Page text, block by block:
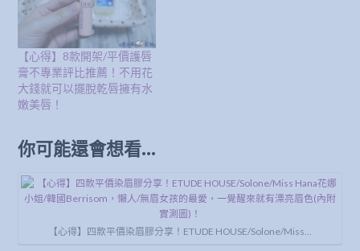
【心得】8款開架/平價護唇
膏不專業評比推薦！不用花
大錢就可以擺脫乾唇擁有水
嫩美唇！
你可能還會想看...
【心得】四款平價染眉膠分享！ETUDE HOUSE/Solone/Miss…